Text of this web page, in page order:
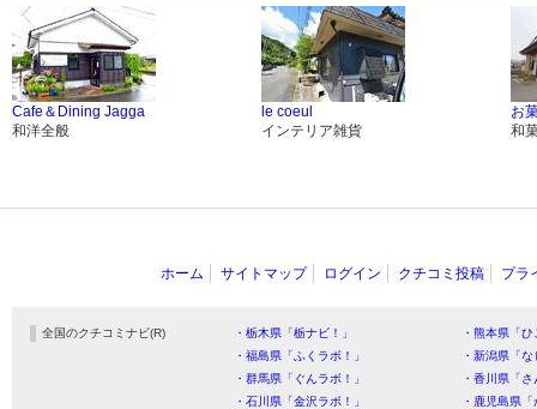
Cafe＆Dining Jagga
和洋全般
le coeul
インテリア雑貨
お
和
ホーム サイトマップ ログイン クチコミ投稿 プラ
全国のクチコミナビ(R) ・栃木県「栃ナビ！」
・熊本県「
・福島県「ふくラボ！」
・新潟県「
・群馬県「ぐんラボ！」
・香川県「
・石川県「金沢ラボ！」
・鹿児島県